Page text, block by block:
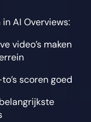
AI Overviews:
video’s maken
scoren goed